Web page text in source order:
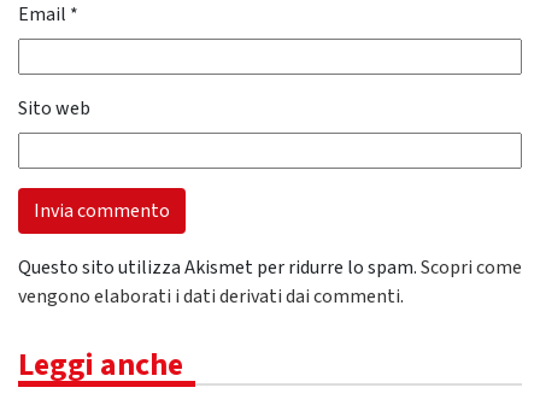
Email *
Sito web
Questo sito utilizza Akismet per ridurre lo spam.Scopri come
vengono elaborati i dati derivati dai commenti.
Leggi anche